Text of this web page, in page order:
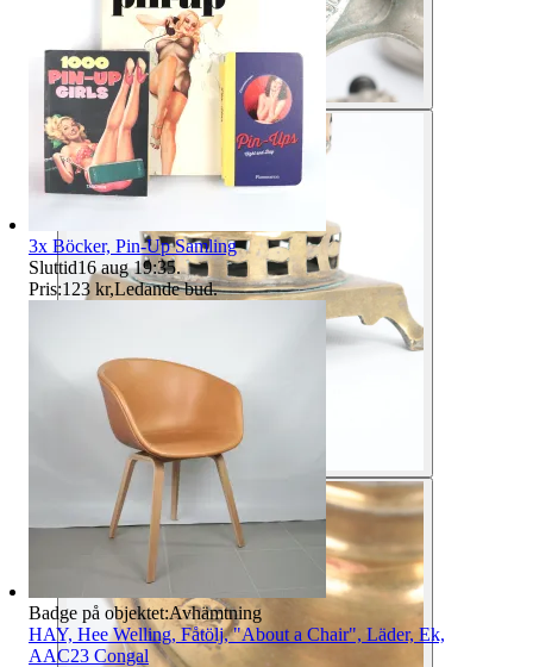
3x Böcker, Pin-Up Samling
Sluttid16 aug 19:35.
Pris:123 kr,Ledande bud.
Badge på objektet:Avhämtning
HAY, Hee Welling, Fåtölj, "About a Chair", Läder, Ek,
AAC23 Congal